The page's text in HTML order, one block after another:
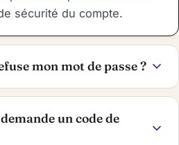
sécurité du compte.
mon mot de passe ?
un code de